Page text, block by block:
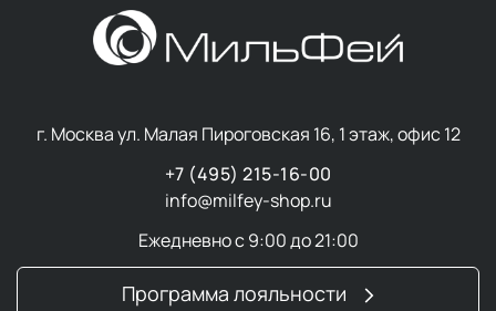
г. Москва ул. Малая Пироговская 16, 1 этаж, офис 12
+7 (495) 215-16-00
info@milfey-shop.ru
Ежедневно с 9:00 до 21:00
Программа лояльности